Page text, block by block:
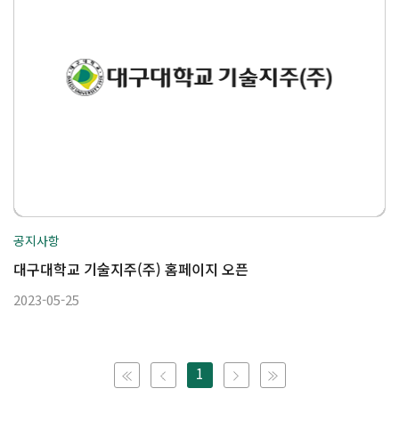
공지사항
대구대학교 기술지주(주) 홈페이지 오픈
2023-05-25
1